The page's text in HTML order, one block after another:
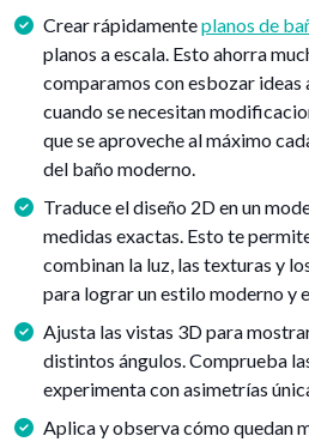
Crear rápidamenteplanos de
planos a escala. Esto ahorra
comparamos con esbozar ideas
cuando se necesitan
que se aproveche al máximo
del baño moderno.
Traduce el diseño 2D en un
medidas exactas. Esto te
combinan la luz, las texturas y
para lograr un estilo moderno y
Ajusta las vistas 3D para
distintos ángulos. Comprueba
experimenta con asimetrías
Aplica y observa cómo quedan